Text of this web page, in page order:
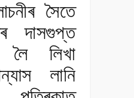
সৈতে
দাসগুপ্ত
লৈ লিখা
লানি